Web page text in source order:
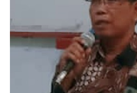
Kepala Sekolah